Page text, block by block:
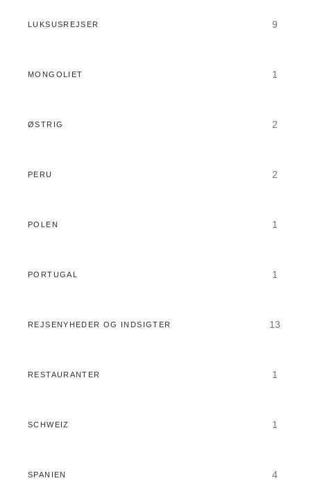
LUKSUSREJSER 9
MONGOLIET 1
ØSTRIG 2
PERU 2
POLEN 1
PORTUGAL 1
REJSENYHEDER OG INDSIGTER 13
RESTAURANTER 1
SCHWEIZ 1
SPANIEN 4